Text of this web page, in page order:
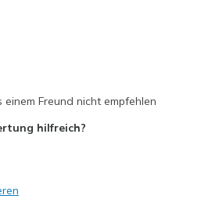
einem Freund nicht empfehlen
hilfreich?